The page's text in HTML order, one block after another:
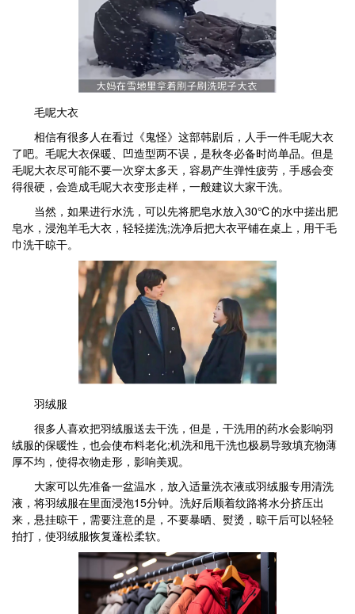
毛呢大衣
相信有很多人在看过《鬼怪》这部韩剧后，人手一件毛呢大衣
了吧。毛呢大衣保暖、凹造型两不误，是秋冬必备时尚单品。但是
毛呢大衣尽可能不要一次穿太多天，容易产生弹性疲劳，手感会变
得很硬，会造成毛呢大衣变形走样，一般建议大家干洗。
当然，如果进行水洗，可以先将肥皂水放入30℃的水中搓出肥
皂水，浸泡羊毛大衣，轻轻搓洗;洗净后把大衣平铺在桌上，用干毛
巾洗干晾干。
羽绒服
很多人喜欢把羽绒服送去干洗，但是，干洗用的药水会影响羽
绒服的保暖性，也会使布料老化;机洗和甩干洗也极易导致填充物薄
厚不均，使得衣物走形，影响美观。
大家可以先准备一盆温水，放入适量洗衣液或羽绒服专用清洗
液，将羽绒服在里面浸泡15分钟。洗好后顺着纹路将水分挤压出
来，悬挂晾干，需要注意的是，不要暴晒、熨烫，晾干后可以轻轻
拍打，使羽绒服恢复蓬松柔软。